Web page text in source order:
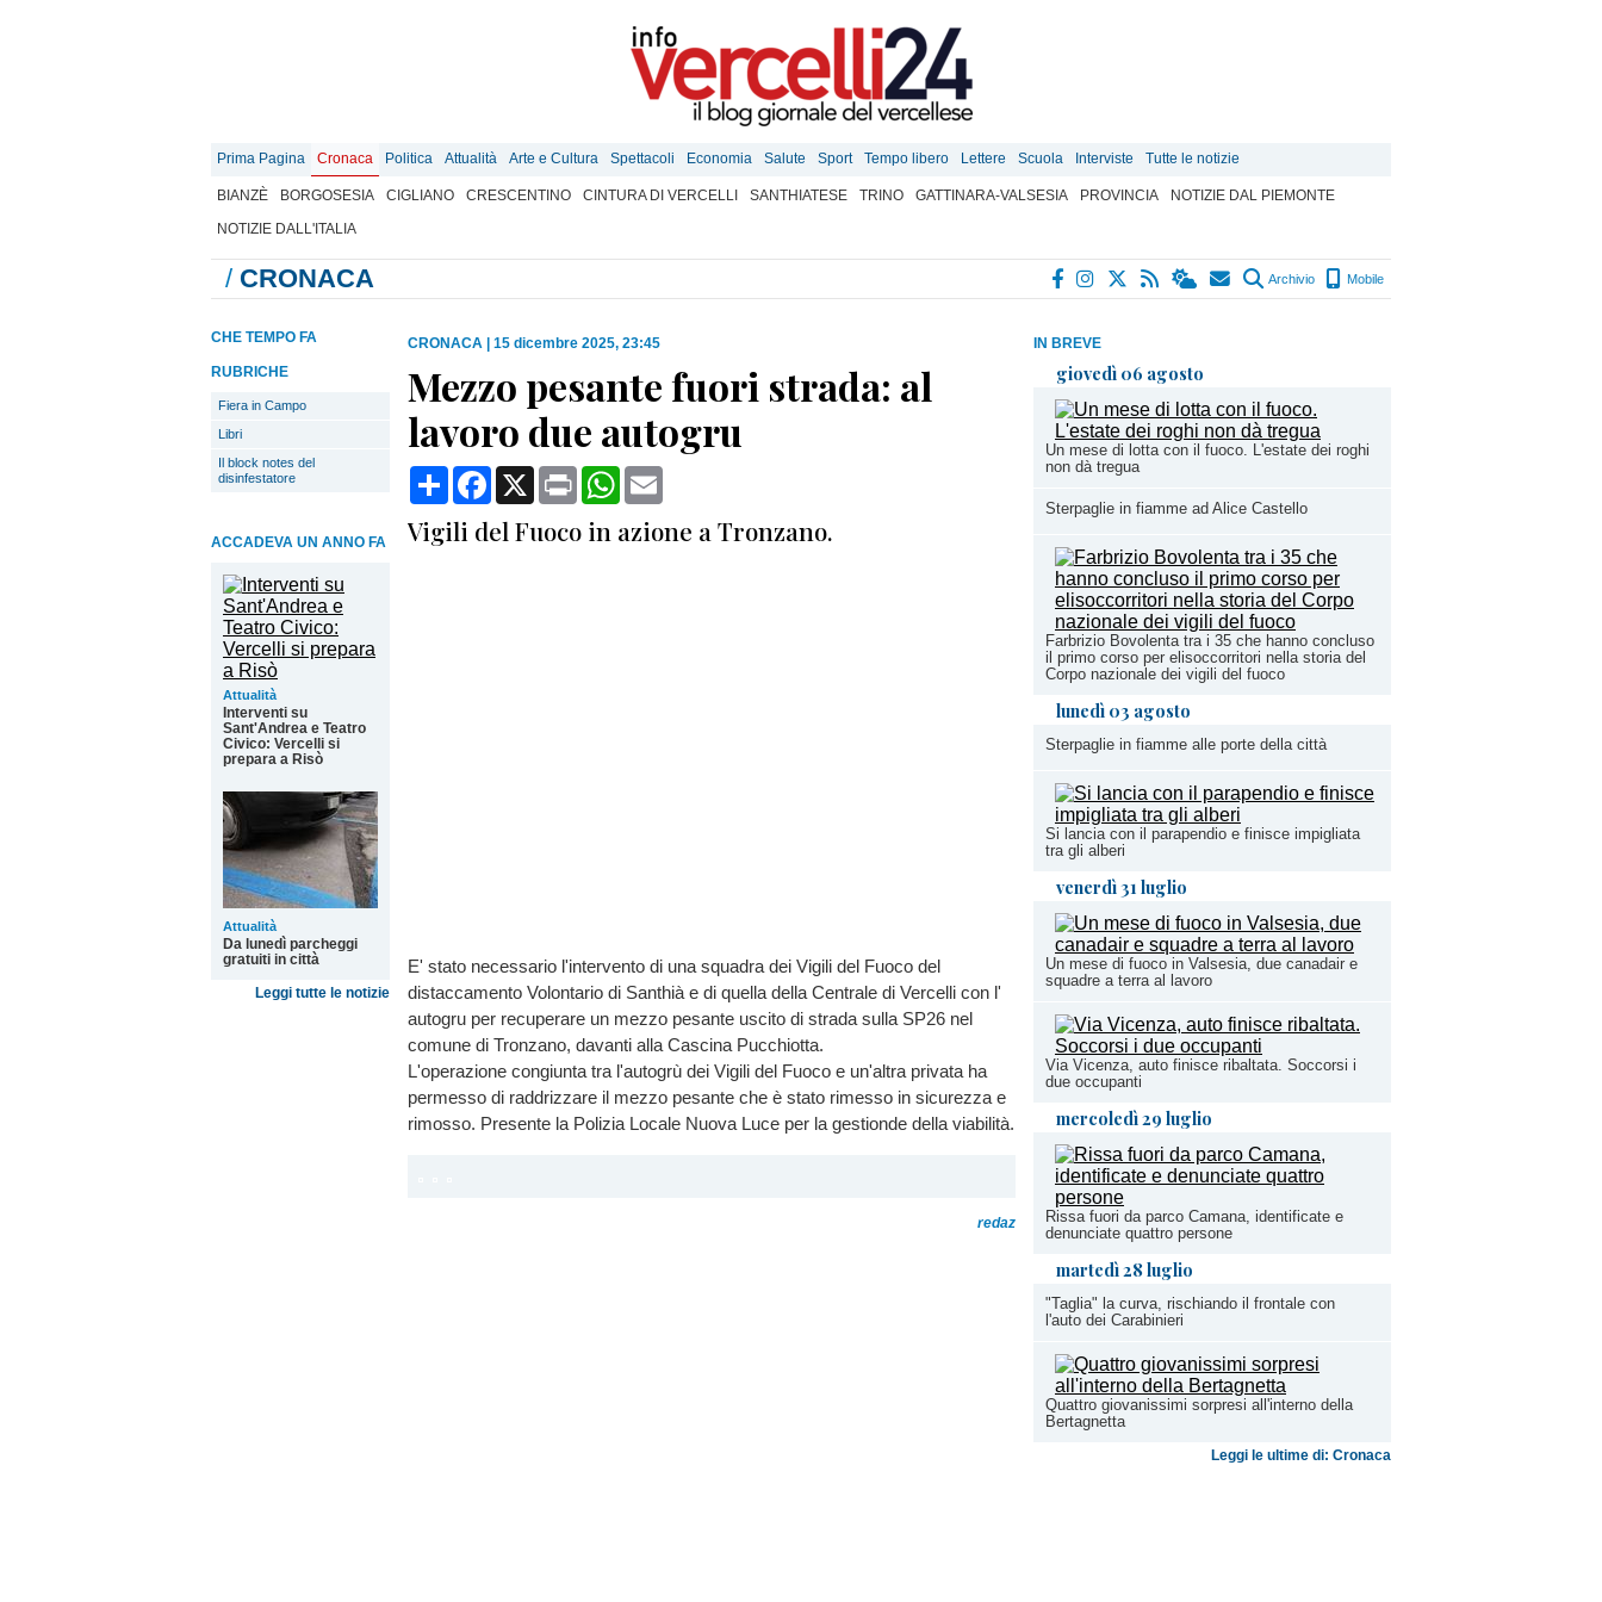
Prima Pagina Cronaca Politica Attualità Arte e Cultura Spettacoli Economia Salute Sport Tempo libero Lettere Scuola Interviste Tutte le notizie
BIANZÈ BORGOSESIA CIGLIANO CRESCENTINO CINTURA DI VERCELLI SANTHIATESE TRINO GATTINARA-VALSESIA PROVINCIA
NOTIZIE DAL PIEMONTE
NOTIZIE DALL'ITALIA
/ CRONACA Archivio Mobile
IN BREVE
giovedì 06 agosto
Un mese di lotta con il fuoco. L'estate dei roghi
non dà tregua
Sterpaglie in fiamme ad Alice Castello
Farbrizio Bovolenta tra i 35 che hanno concluso
il primo corso per elisoccorritori nella storia del
Corpo nazionale dei vigili del fuoco
lunedì 03 agosto
Sterpaglie in fiamme alle porte della città
Si lancia con il parapendio e finisce impigliata
tra gli alberi
venerdì 31 luglio
Un mese di fuoco in Valsesia, due canadair e
squadre a terra al lavoro
Via Vicenza, auto finisce ribaltata. Soccorsi i
due occupanti
mercoledì 29 luglio
Rissa fuori da parco Camana, identificate e
denunciate quattro persone
martedì 28 luglio
"Taglia" la curva, rischiando il frontale con
l'auto dei Carabinieri
Quattro giovanissimi sorpresi all'interno della
Bertagnetta
Leggi le ultime di: Cronaca
CHE TEMPO FA
RUBRICHE
Fiera in Campo
Libri
Il block notes del
disinfestatore
ACCADEVA UN ANNO FA
Attualità
Interventi su
Sant'Andrea e Teatro
Civico: Vercelli si
prepara a Risò
Attualità
Da lunedì parcheggi
gratuiti in città
Leggi tutte le notizie
CRONACA 15 dicembre 2025, 23:45
Mezzo pesante fuori strada: al
lavoro due autogru
CondividiFacebook
X Print WhatsApp
Vigili del Fuoco in azione a Tronzano.
E' stato necessario l'intervento di una squadra dei Vigili del Fuoco del
distaccamento Volontario di Santhià e di quella della Centrale di Vercelli con l'
autogru per recuperare un mezzo pesante uscito di strada sulla SP26 nel
comune di Tronzano, davanti alla Cascina Pucchiotta.
L'operazione congiunta tra l'autogrù dei Vigili del Fuoco e un'altra privata ha
permesso di raddrizzare il mezzo pesante che è stato rimesso in sicurezza e
rimosso. Presente la Polizia Locale Nuova Luce per la gestionde della viabilità.
redaz